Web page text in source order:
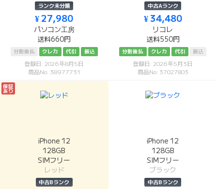
ランク未分類
¥ 27,980
パソコン工房
送料660円
分割後払 クレカ 代引 振込
登録日: 2026年8月5日
商品No: 38977731
中古Aランク
¥ 34,480
リコレ
送料550円
分割後払 クレカ 代引 振込
登録日: 2026年5月3日
商品No: 37027803
保証
あり
iPhone 12
128GB
SIMフリー
レッド
中古Bランク
iPhone 12
128GB
SIMフリー
ブラック
中古Bランク